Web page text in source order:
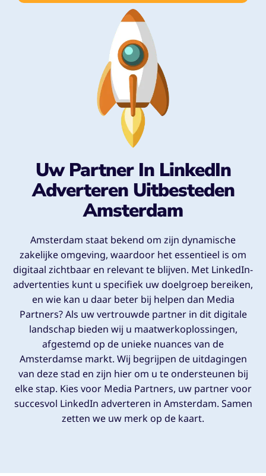
Uw Partner In LinkedIn
Adverteren Uitbesteden
Amsterdam
Amsterdam staat bekend om zijn dynamische
zakelijke omgeving, waardoor het essentieel is om
digitaal zichtbaar en relevant te blijven. Met LinkedIn-
advertenties kunt u specifiek uw doelgroep bereiken,
en wie kan u daar beter bij helpen dan Media
Partners? Als uw vertrouwde partner in dit digitale
landschap bieden wij u maatwerkoplossingen,
afgestemd op de unieke nuances van de
Amsterdamse markt. Wij begrijpen de uitdagingen
van deze stad en zijn hier om u te ondersteunen bij
elke stap. Kies voor Media Partners, uw partner voor
succesvol LinkedIn adverteren in Amsterdam. Samen
zetten we uw merk op de kaart.